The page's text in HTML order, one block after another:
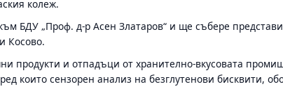
колеж.
БДУ „Проф. д-р Асен Златаров“ и ще събере
Косово.
продукти и отпадъци от хранително-вкусовата
които сензорен анализ на безглутенови бисквити,